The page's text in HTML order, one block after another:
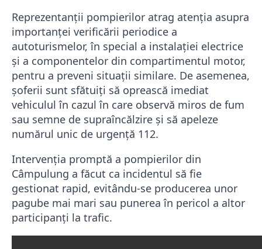
Reprezentanții pompierilor atrag atenția asupra
importanței verificării periodice a
autoturismelor, în special a instalației electrice
și a componentelor din compartimentul motor,
pentru a preveni situații similare. De asemenea,
șoferii sunt sfătuiți să oprească imediat
vehiculul în cazul în care observă miros de fum
sau semne de supraîncălzire și să apeleze
numărul unic de urgență 112.
Intervenția promptă a pompierilor din
Câmpulung a făcut ca incidentul să fie
gestionat rapid, evitându-se producerea unor
pagube mai mari sau punerea în pericol a altor
participanți la trafic.